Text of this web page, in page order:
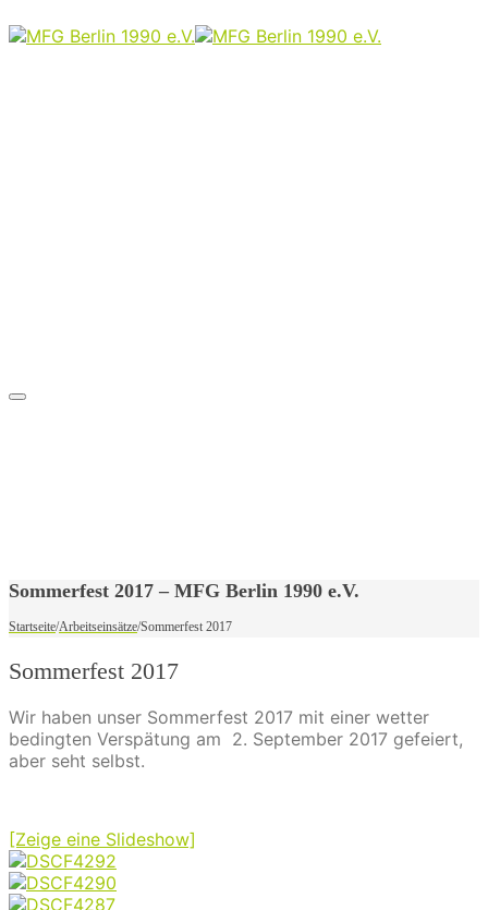
Sommerfest 2017 – MFG Berlin 1990 e.V.
Startseite/Arbeitseinsätze/Sommerfest 2017
Sommerfest 2017
Wir haben unser Sommerfest 2017 mit einer wetter
bedingten Verspätung am 2. September 2017 gefeiert,
aber seht selbst.
[Zeige eine Slideshow]